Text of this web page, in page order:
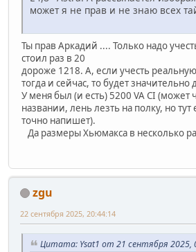
может я не прав и не знаю всех
Ты прав Аркадий .... Только надо
стоил раз в 20
дороже 1218. А, если учесть
тогда и сейчас, то будет
У меня был (и есть) 5200 VA CI (может
названии, лень лезть на полку, но тут
точно напишет).
Да размеры Хьюмакса в несколько
zgu
22 сентября 2025, 20:44:14
Цитата: Ysat1 от 21 сентября 2025,